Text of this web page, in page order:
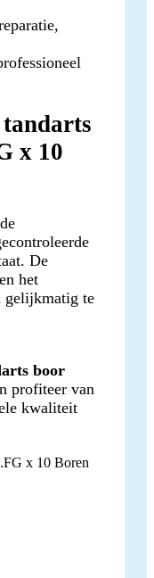
x 10
De
het
gelijkmatig te
boor
profiteer van
kwaliteit
x 10 Boren